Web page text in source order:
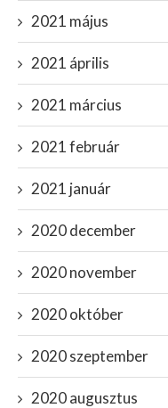
2021 május
2021 április
2021 március
2021 február
2021 január
2020 december
2020 november
2020 október
2020 szeptember
2020 augusztus